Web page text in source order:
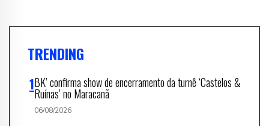
TRENDING
BK’ confirma show de encerramento da turnê ‘Castelos &
Ruínas’ no Maracanã
06/08/2026